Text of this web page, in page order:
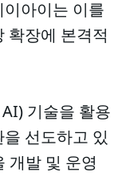
아이는 이를
확장에 본격적
기술을 활용
선도하고 있
개발 및 운영